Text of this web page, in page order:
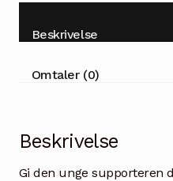
Beskrivelse
Omtaler (0)
Beskrivelse
Gi den unge supporteren